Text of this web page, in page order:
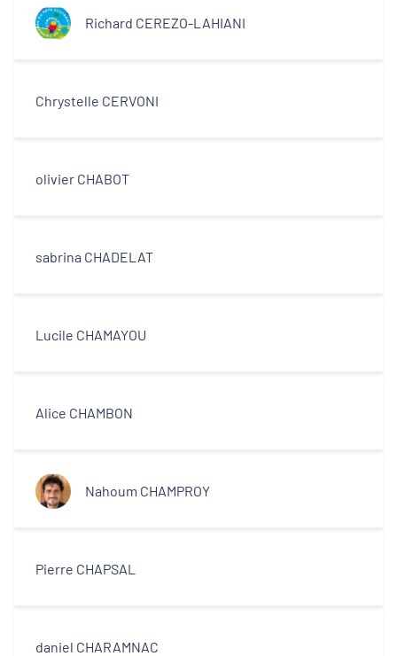
Richard CEREZO-LAHIANI
Chrystelle CERVONI
olivier CHABOT
sabrina CHADELAT
Lucile CHAMAYOU
Alice CHAMBON
Nahoum CHAMPROY
Pierre CHAPSAL
daniel CHARAMNAC